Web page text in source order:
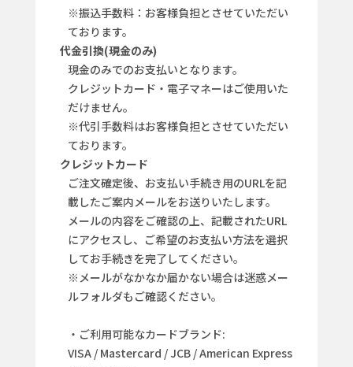
※振込手数料：お客様負担とさせていただい
ております。
代金引換(現金のみ)
現金のみでのお支払いとなります。
クレジットカード・電子マネーはご使用いた
だけません。
※代引手数料はお客様負担とさせていただい
ております。
クレジットカード
ご注文確定後、お支払い手続き用のURLを記
載したご案内メールをお送りいたします。
メールの内容をご確認の上、記載されたURL
にアクセスし、ご希望のお支払い方法を選択
してお手続きを完了してください。
※メールがなかなか届かない場合は迷惑メー
ルフォルダもご確認ください。
・ご利用可能なカードブランド:
VISA / Mastercard / JCB / American Express